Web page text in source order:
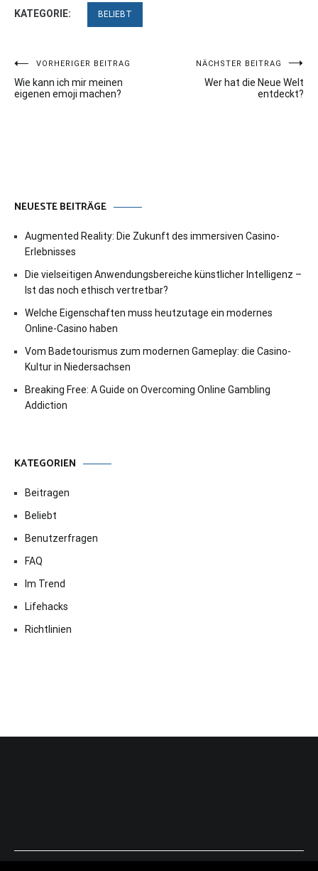
KATEGORIE: BELIEBT
Beitragsnavigation
VORHERIGER BEITRAG
Wie kann ich mir meinen
eigenen emoji machen?
NÄCHSTER BEITRAG
Wer hat die Neue Welt
entdeckt?
NEUESTE BEITRÄGE
Augmented Reality: Die Zukunft des immersiven Casino-
Erlebnisses
Die vielseitigen Anwendungsbereiche künstlicher Intelligenz –
Ist das noch ethisch vertretbar?
Welche Eigenschaften muss heutzutage ein modernes
Online-Casino haben
Vom Badetourismus zum modernen Gameplay: die Casino-
Kultur in Niedersachsen
Breaking Free: A Guide on Overcoming Online Gambling
Addiction
KATEGORIEN
Beitragen
Beliebt
Benutzerfragen
FAQ
Im Trend
Lifehacks
Richtlinien